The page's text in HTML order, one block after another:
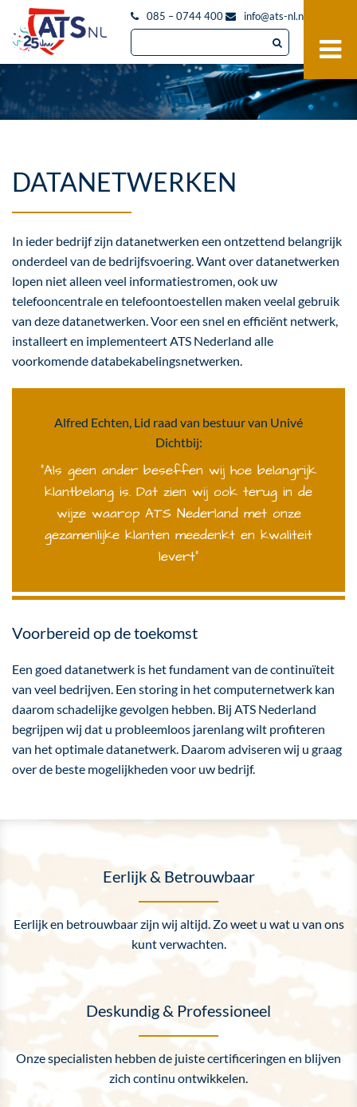
085 – 0744 400 info@ats-nl.nl
DATANETWERKEN
In ieder bedrijf zijn datanetwerken een ontzettend belangrijk
onderdeel van de bedrijfsvoering. Want over datanetwerken
lopen niet alleen veel informatiestromen, ook uw
telefooncentrale en telefoontoestellen maken veelal gebruik
van deze datanetwerken. Voor een snel en efficiënt netwerk,
installeert en implementeert ATS Nederland alle
voorkomende databekabelingsnetwerken.
Alfred Echten, Lid raad van bestuur van Univé
Dichtbij:
“Als geen ander beseffen wij hoe belangrijk
klantbelang is. Dat zien wij ook terug in de
wijze waarop ATS Nederland met onze
gezamenlijke klanten meedenkt en kwaliteit
levert”
Voorbereid op de toekomst
Een goed datanetwerk is het fundament van de continuïteit
van veel bedrijven. Een storing in het computernetwerk kan
daarom schadelijke gevolgen hebben. Bij ATS Nederland
begrijpen wij dat u probleemloos jarenlang wilt profiteren
van het optimale datanetwerk. Daarom adviseren wij u graag
over de beste mogelijkheden voor uw bedrijf.
Eerlijk & Betrouwbaar
Eerlijk en betrouwbaar zijn wij altijd. Zo weet u wat u van ons
kunt verwachten.
Deskundig & Professioneel
Onze specialisten hebben de juiste certificeringen en blijven
zich continu ontwikkelen.